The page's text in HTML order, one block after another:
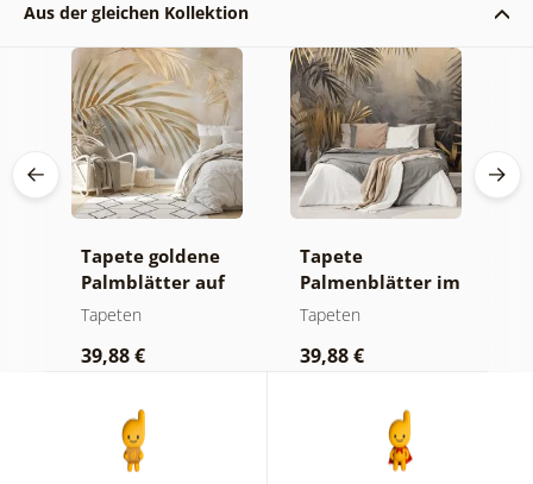
Aus der gleichen Kollektion
Tapete goldene
Palmblätter auf
beigem
Tapeten
39,88 €
Tapete
Palmenblätter im
Dschungel
Tapeten
39,88 €